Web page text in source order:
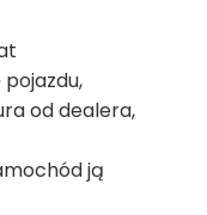
od dealera,
ją